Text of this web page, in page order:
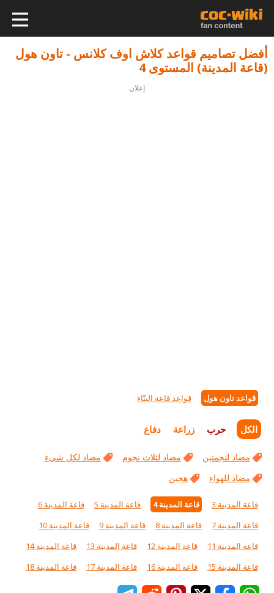
أفضل تصاميم قواعد كلاش اوف كلانس - تاون هول
(قاعة المدينة) المستوى 4
إعلان
قواعد تاون هول قواعد قاعة البنّاء
الكل حرب زراعة دفاع
مضاد لنجمتين مضاد لثلاث نجوم
مضاد لكل شيء
مضاد للهواء
هجين
قاعة المدينة 3 قاعة المدينة 4 قاعة المدينة 5
قاعة المدينة 6
قاعة المدينة 7
قاعة المدينة 8 قاعة المدينة 9
قاعة المدينة 10
قاعة المدينة 11
قاعة المدينة 12 قاعة المدينة 13
قاعة المدينة 14
قاعة المدينة 15
قاعة المدينة 16 قاعة المدينة 17 قاعة المدينة 18